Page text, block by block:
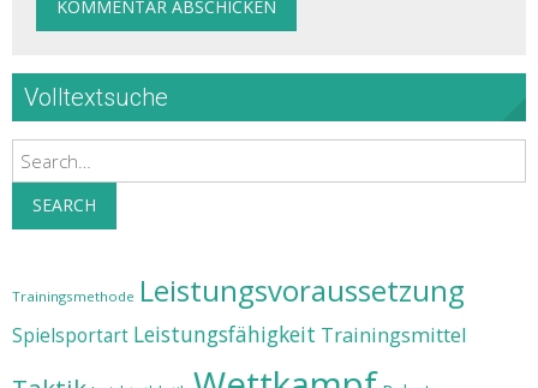
Volltextsuche
Search
SEARCH
Trainingsmethode Leistungsvoraussetzung
Spielsportart Leistungsfähigkeit Trainingsmittel